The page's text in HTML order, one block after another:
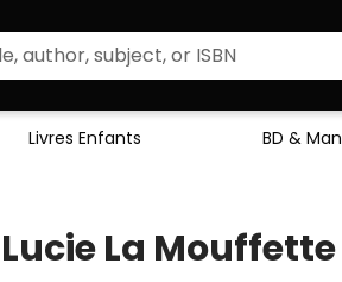
Livres Enfants BD &
Lucie La Mouffette